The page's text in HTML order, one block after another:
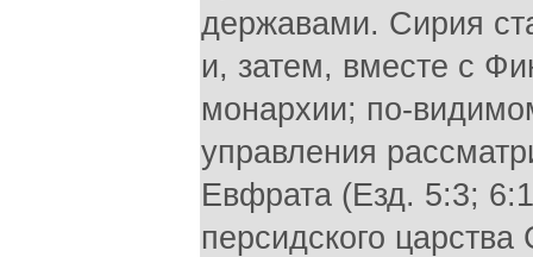
державами. Сирия
и, затем, вместе с
монархии; по-
управления
Евфрата (Езд. 5:3;
персидского